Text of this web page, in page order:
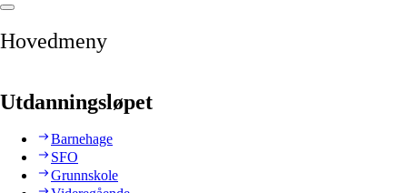
Hovedmeny
Utdanningsløpet
Barnehage
SFO
Grunnskole